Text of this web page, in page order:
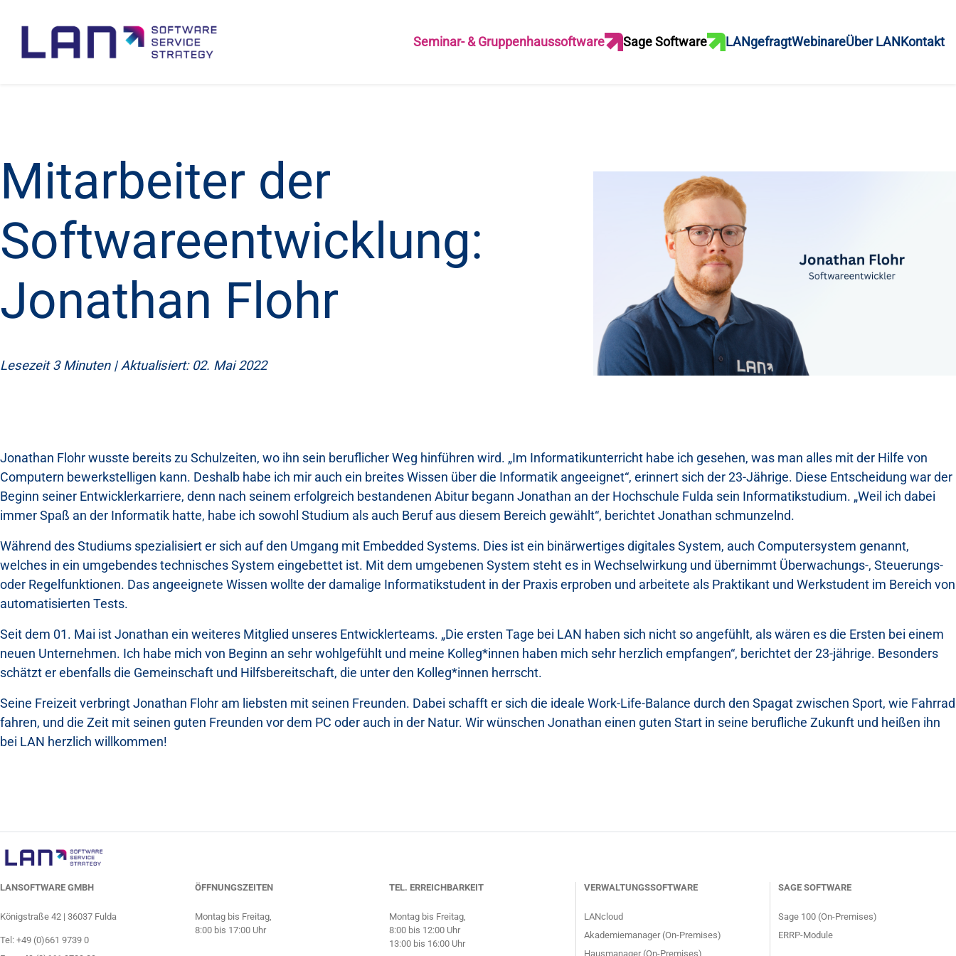
Seminar- & Gruppenhaussoftware Sage Software LANgefragtWebinareÜber LANKontakt
Mitarbeiter der
Softwareentwicklung:
Jonathan Flohr
Lesezeit 3 Minuten | Aktualisiert: 02. Mai 2022
Jonathan Flohr wusste bereits zu Schulzeiten, wo ihn sein beruflicher Weg hinführen wird. „Im Informatikunterricht habe ich gesehen, was man alles mit der Hilfe von
Computern bewerkstelligen kann. Deshalb habe ich mir auch ein breites Wissen über die Informatik angeeignet“, erinnert sich der 23-Jährige. Diese Entscheidung war der
Beginn seiner Entwicklerkarriere, denn nach seinem erfolgreich bestandenen Abitur begann Jonathan an der Hochschule Fulda sein Informatikstudium. „Weil ich dabei
immer Spaß an der Informatik hatte, habe ich sowohl Studium als auch Beruf aus diesem Bereich gewählt“, berichtet Jonathan schmunzelnd.
Während des Studiums spezialisiert er sich auf den Umgang mit Embedded Systems. Dies ist ein binärwertiges digitales System, auch Computersystem genannt,
welches in ein umgebendes technisches System eingebettet ist. Mit dem umgebenen System steht es in Wechselwirkung und übernimmt Überwachungs-, Steuerungs-
oder Regelfunktionen. Das angeeignete Wissen wollte der damalige Informatikstudent in der Praxis erproben und arbeitete als Praktikant und Werkstudent im Bereich von
automatisierten Tests.
Seit dem 01. Mai ist Jonathan ein weiteres Mitglied unseres Entwicklerteams. „Die ersten Tage bei LAN haben sich nicht so angefühlt, als wären es die Ersten bei einem
neuen Unternehmen. Ich habe mich von Beginn an sehr wohlgefühlt und meine Kolleg*innen haben mich sehr herzlich empfangen“, berichtet der 23-jährige. Besonders
schätzt er ebenfalls die Gemeinschaft und Hilfsbereitschaft, die unter den Kolleg*innen herrscht.
Seine Freizeit verbringt Jonathan Flohr am liebsten mit seinen Freunden. Dabei schafft er sich die ideale Work-Life-Balance durch den Spagat zwischen Sport, wie Fahrrad
fahren, und die Zeit mit seinen guten Freunden vor dem PC oder auch in der Natur. Wir wünschen Jonathan einen guten Start in seine berufliche Zukunft und heißen ihn
bei LAN herzlich willkommen!
LANSOFTWARE GMBH
Königstraße 42 | 36037 Fulda
Tel: +49 (0)661 9739 0
ÖFFNUNGSZEITEN
Montag bis Freitag,
8:00 bis 17:00 Uhr
TEL. ERREICHBARKEIT
Montag bis Freitag,
8:00 bis 12:00 Uhr
13:00 bis 16:00 Uhr
VERWALTUNGSSOFTWARE
LANcloud
Akademiemanager (On-Premises)
Hausmanager (On-Premises)
SAGE SOFTWARE
Sage 100 (On-Premises)
ERRP-Module